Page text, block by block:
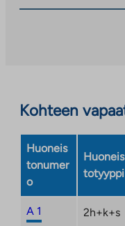
Kohteen
Huoneis
tonumer
o
Huoneis
totyyppi
A 1 2h+k+s